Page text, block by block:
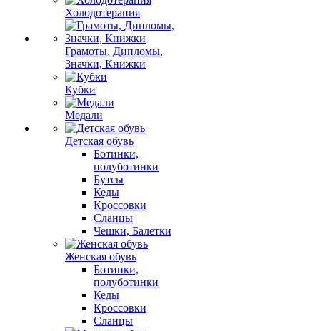
Холодотерапия
Грамоты, Дипломы,
Значки, Книжки
Кубки
Медали
Детская обувь
Ботинки,
полуботинки
Бутсы
Кеды
Кроссовки
Сланцы
Чешки, Балетки
Женская обувь
Ботинки,
полуботинки
Кеды
Кроссовки
Сланцы